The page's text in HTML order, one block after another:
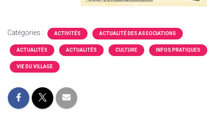
Catégories : ACTIVITÉS ACTUALITÉ DES ASSOCIATIONS
ACTUALITÉS ACTUALITÉS CULTURE INFOS PRATIQUES
VIE DU VILLAGE